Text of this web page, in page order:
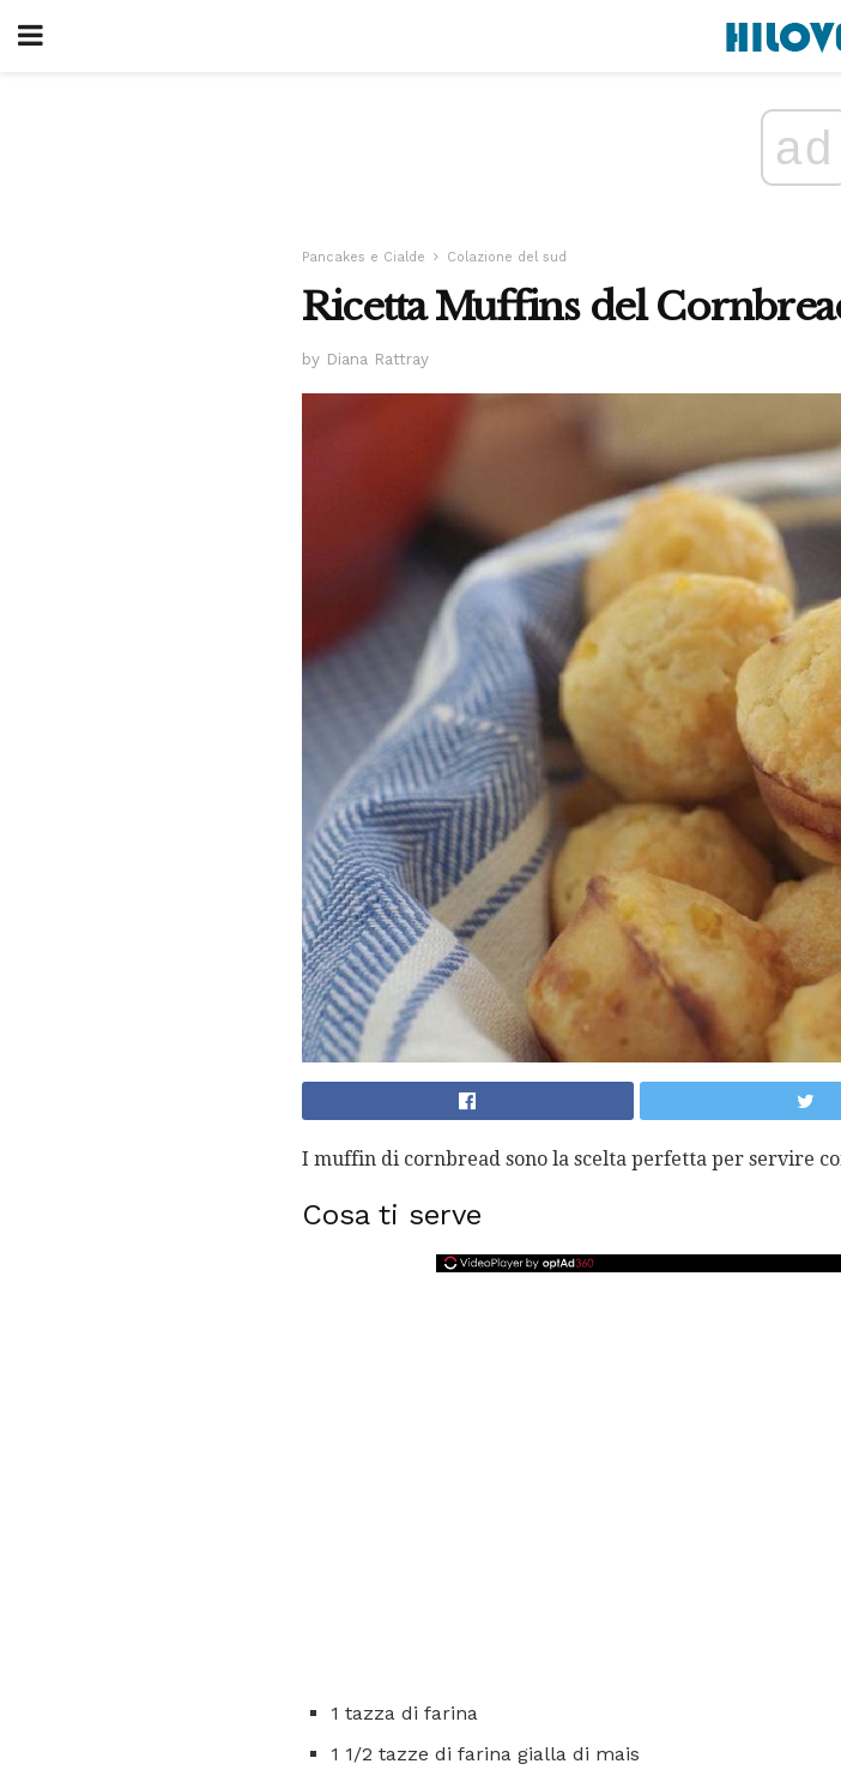
ad
Pancakes e Cialde Colazione del sud
Ricetta Muffins del
by Diana Rattray
I muffin di cornbread sono la scelta perfetta per servire
Cosa ti serve
1 tazza di farina
1 1/2 tazze di farina gialla di mais